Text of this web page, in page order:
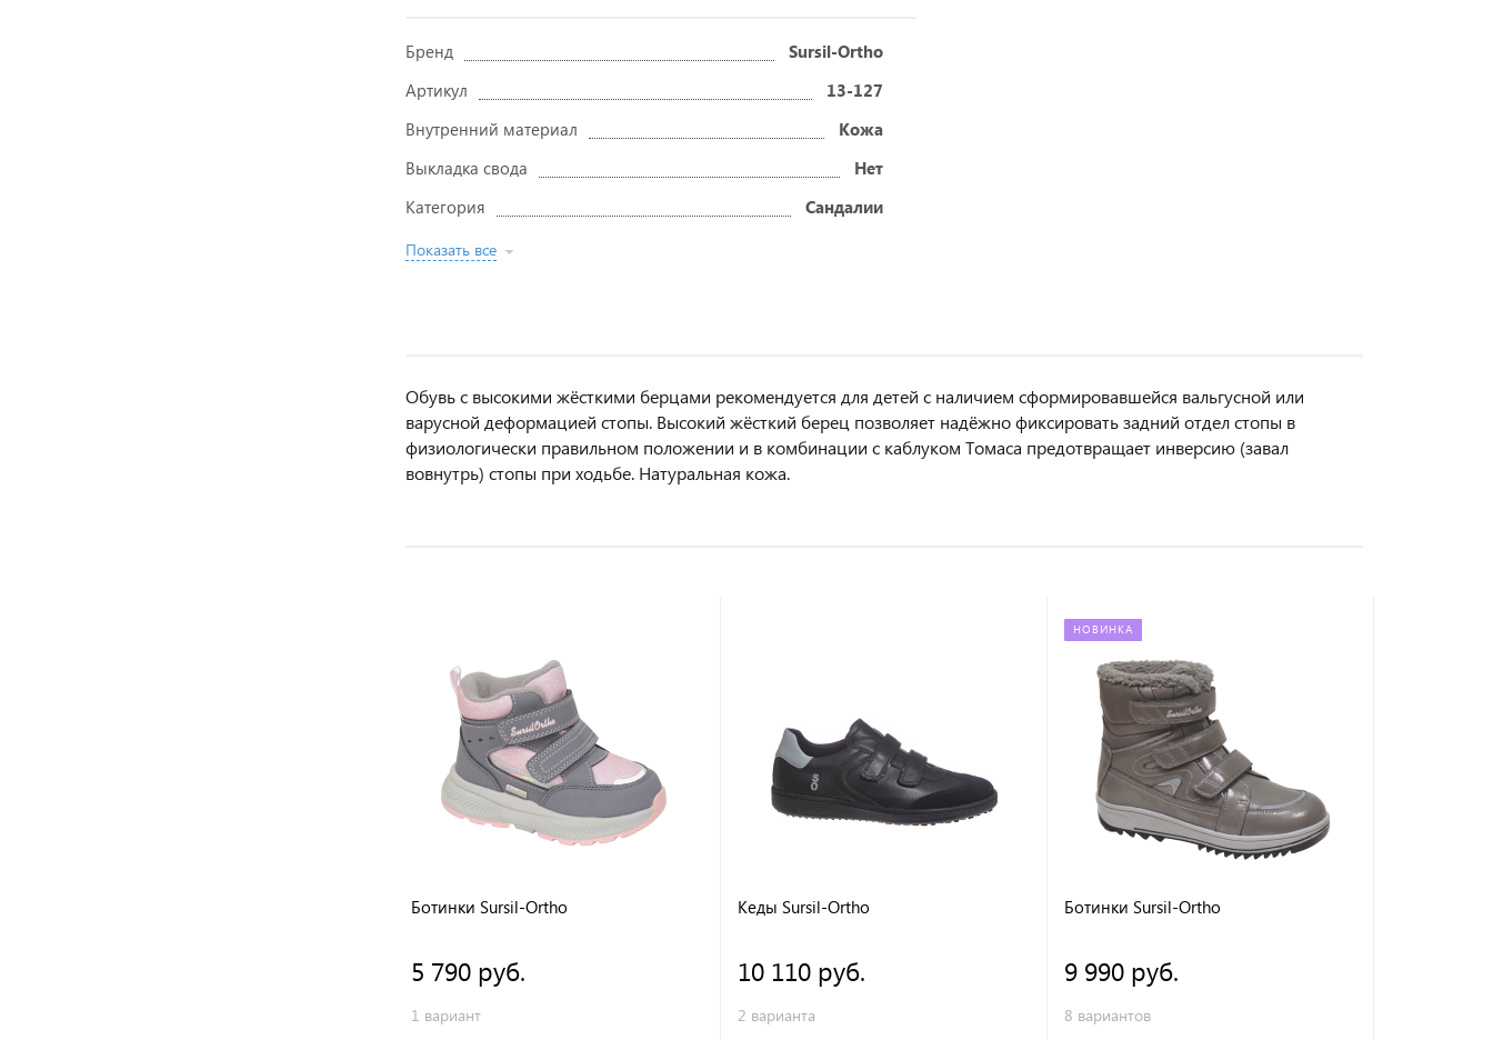
Бренд
Sursil-Ortho
Артикул
13-127
Внутренний материал
Кожа
Выкладка свода
Нет
Категория
Сандалии
Показать все
Обувь с высокими жёсткими берцами рекомендуется для детей с наличием сформировавшейся вальгусной или
варусной деформацией стопы. Высокий жёсткий берец позволяет надёжно фиксировать задний отдел стопы в
физиологически правильном положении и в комбинации с каблуком Томаса предотвращает инверсию (завал
вовнутрь) стопы при ходьбе. Натуральная кожа.
Ботинки Sursil-Ortho
5 790 руб.
1 вариант
Кеды Sursil-Ortho
10 110 руб.
2 варианта
НОВИНКА
Ботинки Sursil-Ortho
9 990 руб.
8 вариантов